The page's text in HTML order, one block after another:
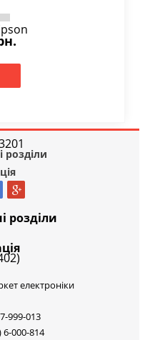
розділи
розділи
електроніки
999-013
6-000-814